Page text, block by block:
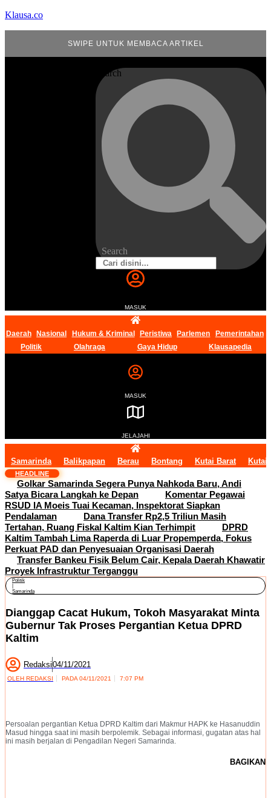
Klausa.co
SWIPE UNTUK MEMBACA ARTIKEL
Search
Search
MASUK
Daerah Nasional Hukum & Kriminal Peristiwa Parlemen
Pemerintahan
Politik
Olahraga Gaya Hidup Klausapedia
MASUK
JELAJAHI
Samarinda Balikpapan Berau Bontang Kutai Barat Kutai
HEADLINE
Golkar Samarinda Segera Punya Nahkoda Baru, Andi
Satya Bicara Langkah ke Depan
Komentar Pegawai
RSUD IA Moeis Tuai Kecaman, Inspektorat Siapkan
Pendalaman
Dana Transfer Rp2,5 Triliun Masih
Tertahan, Ruang Fiskal Kaltim Kian Terhimpit
DPRD
Kaltim Tambah Lima Raperda di Luar Propemperda, Fokus
Perkuat PAD dan Penyesuaian Organisasi Daerah
Transfer Bankeu Fisik Belum Cair, Kepala Daerah Khawatir
Proyek Infrastruktur Terganggu
Politik
Samarinda
Dianggap Cacat Hukum, Tokoh Masyarakat Minta
Gubernur Tak Proses Pergantian Ketua DPRD
Kaltim
Redaksi04/11/2021
OLEH REDAKSI PADA 04/11/2021 7:07 PM
Persoalan pergantian Ketua DPRD Kaltim dari Makmur HAPK ke Hasanuddin
Masud hingga saat ini masih berpolemik. Sebagai informasi, gugatan atas hal
ini masih berjalan di Pengadilan Negeri Samarinda.
BAGIKAN